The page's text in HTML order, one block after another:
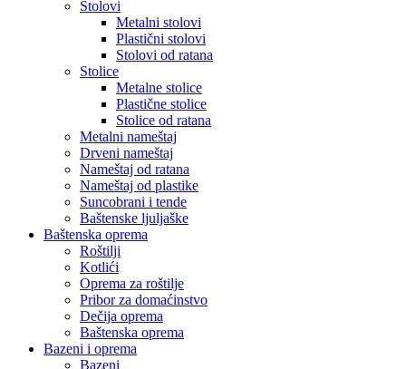
Stolovi
Metalni stolovi
Plastični stolovi
Stolovi od ratana
Stolice
Metalne stolice
Plastične stolice
Stolice od ratana
Metalni nameštaj
Drveni nameštaj
Nameštaj od ratana
Nameštaj od plastike
Suncobrani i tende
Baštenske ljuljaške
Baštenska oprema
Roštilji
Kotlići
Oprema za roštilje
Pribor za domaćinstvo
Dečija oprema
Baštenska oprema
Bazeni i oprema
Bazeni